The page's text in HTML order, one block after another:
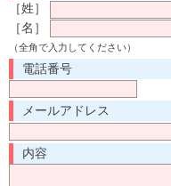
［姓］
［名］
（全角で入力してください）
電話番号
メールアドレス
内容